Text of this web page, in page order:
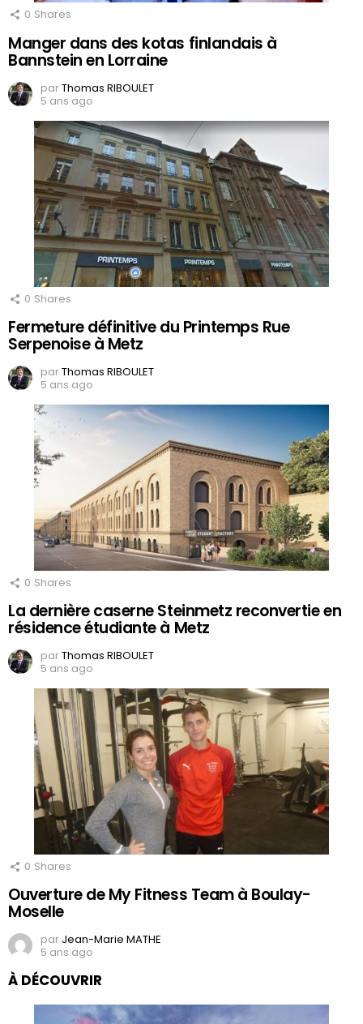
0 Shares
Manger dans des kotas finlandais à
Bannstein en Lorraine
parThomas RIBOULET
5 ans ago
0 Shares
Fermeture définitive du Printemps Rue
Serpenoise à Metz
parThomas RIBOULET
5 ans ago
0 Shares
La dernière caserne Steinmetz reconvertie en
résidence étudiante à Metz
parThomas RIBOULET
5 ans ago
0 Shares
Ouverture de My Fitness Team à Boulay-
Moselle
par Jean-Marie MATHE
5 ans ago
À DÉCOUVRIR